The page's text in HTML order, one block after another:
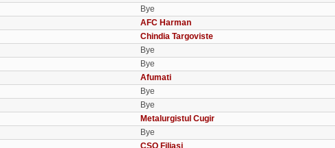
Bye
AFC Harman
Chindia Targoviste
Bye
Bye
Afumati
Bye
Bye
Metalurgistul Cugir
Bye
CSO Filiasi